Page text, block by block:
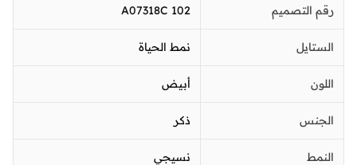
رقم التصميم A07318C 102
الستايل نمط الحياة
اللون أبيض
الجنس ذكر
النمط نسيجي